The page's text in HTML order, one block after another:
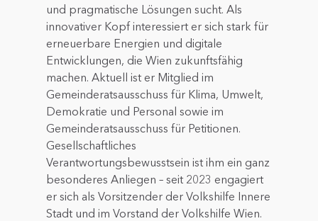
und pragmatische Lösungen sucht. Als
innovativer Kopf interessiert er sich stark für
erneuerbare Energien und digitale
Entwicklungen, die Wien zukunftsfähig
machen. Aktuell ist er Mitglied im
Gemeinderatsausschuss für Klima, Umwelt,
Demokratie und Personal sowie im
Gemeinderatsausschuss für Petitionen.
Gesellschaftliches
Verantwortungsbewusstsein ist ihm ein ganz
besonderes Anliegen – seit 2023 engagiert
er sich als Vorsitzender der Volkshilfe Innere
Stadt und im Vorstand der Volkshilfe Wien.